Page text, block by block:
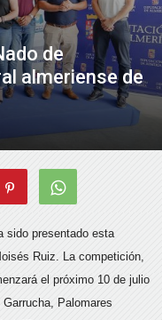
de
almeriense de
sido presentado esta
Ruiz. La competición,
el próximo 10 de julio
Palomares